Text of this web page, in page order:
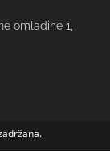
omladine 1,